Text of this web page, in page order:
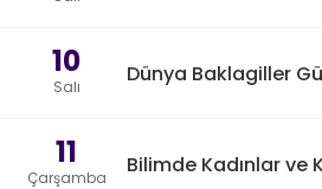
10
Salı Dünya Baklagiller
11
Çarşamba Bilimde Kadınlar ve